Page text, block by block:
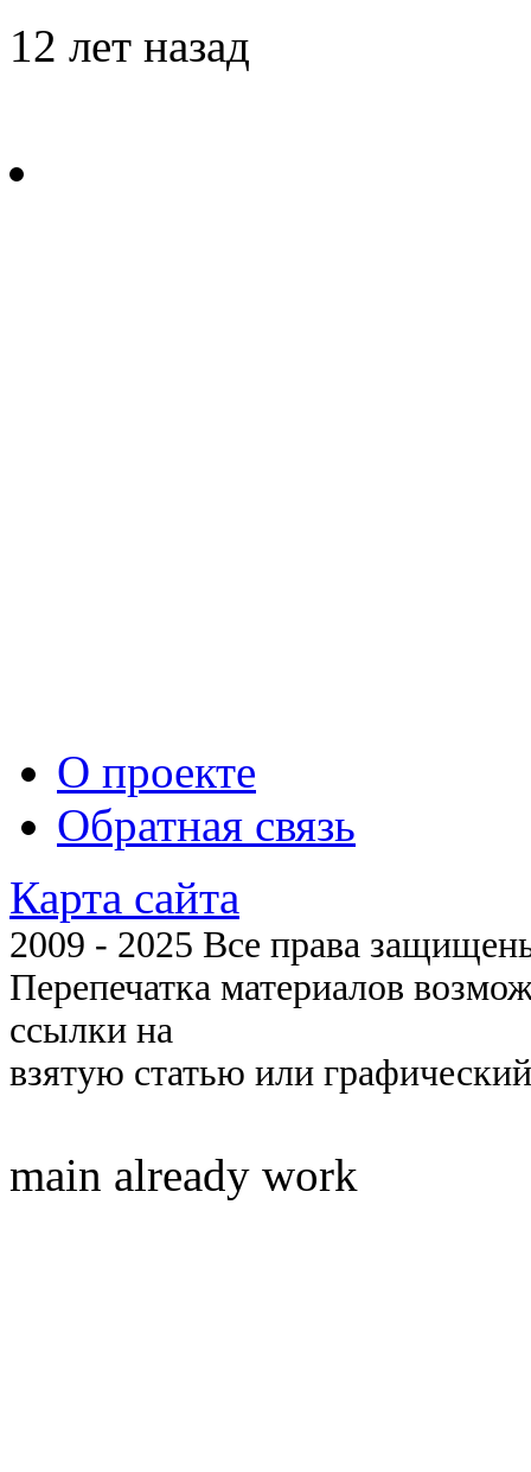
12 лет назад
О проекте
Обратная связь
Карта сайта
2009 - 2025 Все права
Перепечатка материалов
ссылки на
взятую статью или
main already work